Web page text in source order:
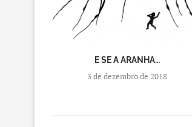
E SE A ARANHA…
3 de dezembro de 2018